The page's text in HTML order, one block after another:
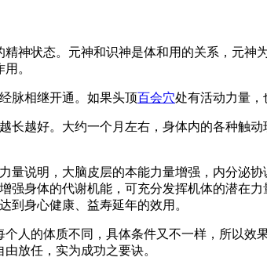
神状态。元神和识神是体和用的关系，元神
。
脉相继开通。如果头顶百会穴处有活动力量，
长越好。大约一个月左右，身体内的各种触
量说明，大脑皮层的本能力量增强，内分泌
强身体的代谢机能，可充分发挥机体的潜在
到身心健康、益寿延年的效用。
人的体质不同，具体条件又不一样，所以
放任，实为成功之要诀。